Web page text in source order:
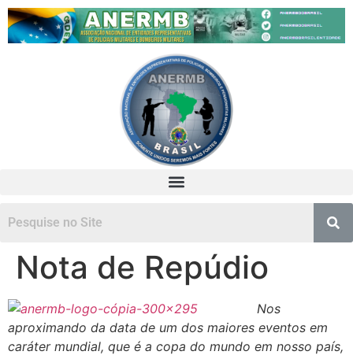
Nota de Repúdio
Nos
aproximando da data de um dos maiores eventos em
caráter mundial, que é a copa do mundo em nosso país,